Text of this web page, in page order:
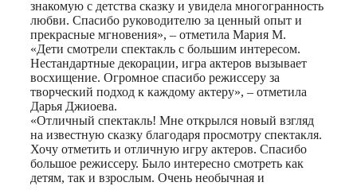
знакомую с детства сказку и увидела многогранность
любви. Спасибо руководителю за ценный опыт и
прекрасные мгновения», – отметила Мария М.
«Дети смотрели спектакль с большим интересом.
Нестандартные декорации, игра актеров вызывает
восхищение. Огромное спасибо режиссеру за
творческий подход к каждому актеру», – отметила
Дарья Джиоева.
«Отличный спектакль! Мне открылся новый взгляд
на известную сказку благодаря просмотру спектакля.
Хочу отметить и отличную игру актеров. Спасибо
большое режиссеру. Было интересно смотреть как
детям, так и взрослым. Очень необычная и